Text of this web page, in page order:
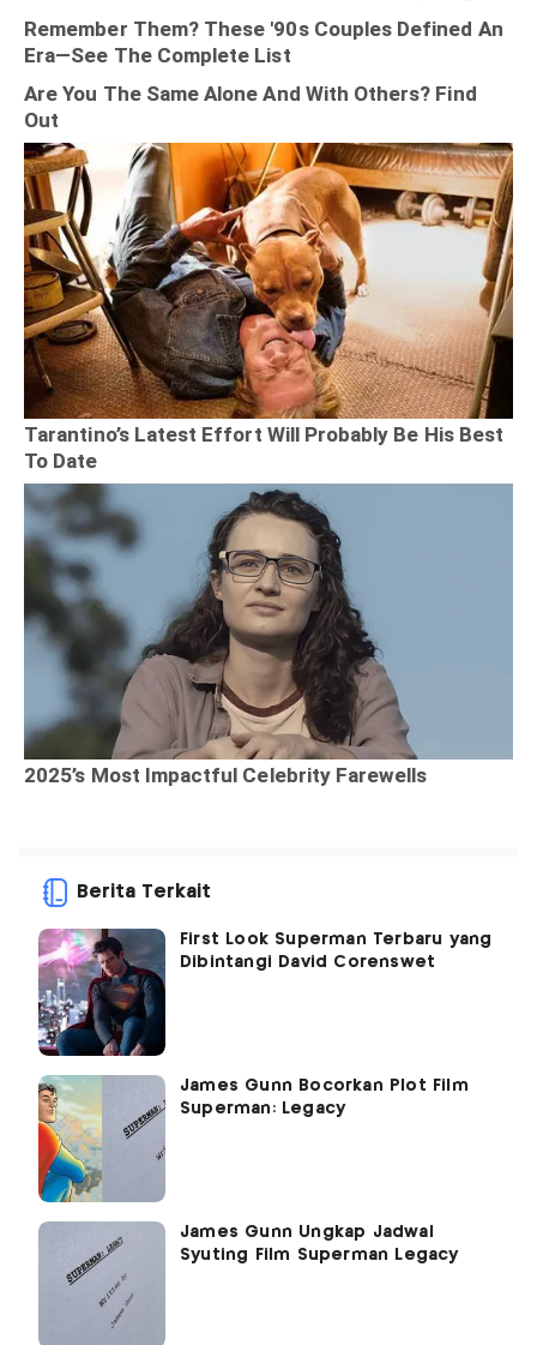
Berita Terkait
First Look Superman Terbaru yang
Dibintangi David Corenswet
James Gunn Bocorkan Plot Film
Superman: Legacy
James Gunn Ungkap Jadwal
Syuting Film Superman Legacy